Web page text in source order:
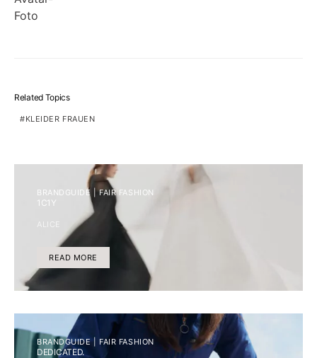
Related Topics
KLEIDER FRAUEN
BRANDGUIDE | FAIR FASHION
1C1Y
ALICE
READ MORE
BRANDGUIDE | FAIR FASHION
DEDICATED.